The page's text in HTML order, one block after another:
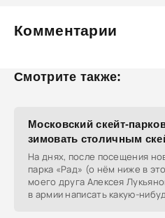
Комментарии
Смотрите также:
Московский скейт-
зимовать столичным
На днях, после посещения
парка «Рад» (о нём ниже в
моего друга Алексея
в армии написать какую-